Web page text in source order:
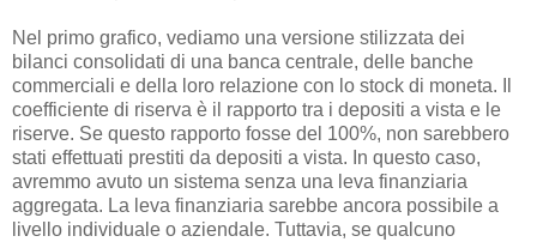
Nel primo grafico, vediamo una versione stilizzata dei
bilanci consolidati di una banca centrale, delle banche
commerciali e della loro relazione con lo stock di moneta. Il
coefficiente di riserva è il rapporto tra i depositi a vista e le
riserve. Se questo rapporto fosse del 100%, non sarebbero
stati effettuati prestiti da depositi a vista. In questo caso,
avremmo avuto un sistema senza una leva finanziaria
aggregata. La leva finanziaria sarebbe ancora possibile a
livello individuale o aziendale. Tuttavia, se qualcuno